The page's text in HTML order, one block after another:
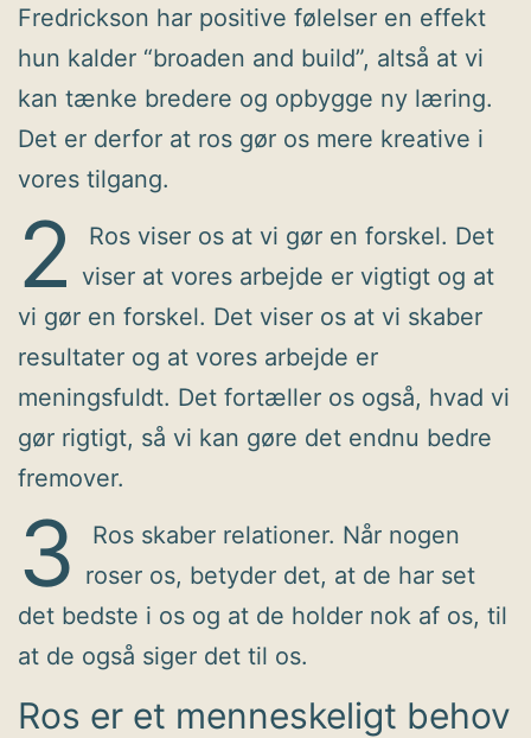
Fredrickson har positive følelser en effekt
hun kalder “broaden and build”, altså at vi
kan tænke bredere og opbygge ny læring.
Det er derfor at ros gør os mere kreative i
vores tilgang.
2
Ros viser os at vi gør en forskel. Det
viser at vores arbejde er vigtigt og at
vi gør en forskel. Det viser os at vi skaber
resultater og at vores arbejde er
meningsfuldt. Det fortæller os også, hvad vi
gør rigtigt, så vi kan gøre det endnu bedre
fremover.
3
Ros skaber relationer. Når nogen
roser os, betyder det, at de har set
det bedste i os og at de holder nok af os, til
at de også siger det til os.
Ros er et menneskeligt behov